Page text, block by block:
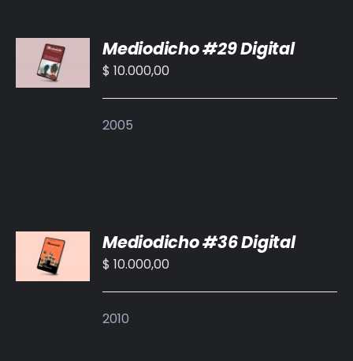
RED EOL
MEDIODICHO
AL
CARRITO
/
Mediodicho #29 Digital
$ 10.000,00
2005
AL
CARRITO
/
Mediodicho #36 Digital
$ 10.000,00
2010